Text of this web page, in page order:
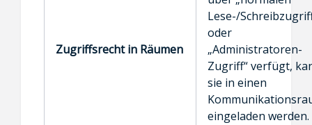
Zugriffsrecht in Räumen
Lese-/
oder
„Administratoren-
Zugriff“ verfügt,
sie in einen
eingeladen werden.